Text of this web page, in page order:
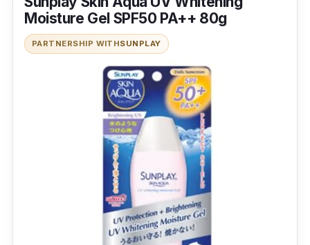
Moisture Gel SPF50 PA++ 80g
PARTNERSHIP WITHSUNPLAY